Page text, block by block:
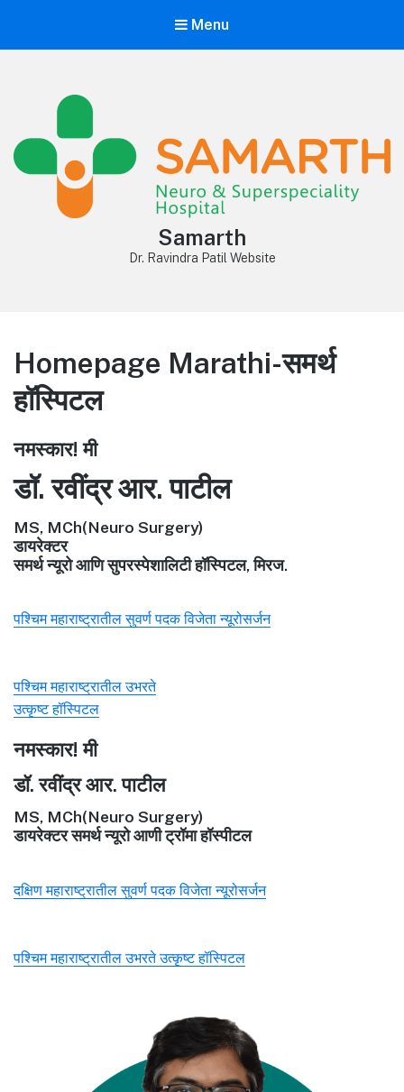
Menu
Samarth
Dr. Ravindra Patil Website
Homepage Marathi-समर्थ
हॉस्पिटल
नमस्कार! मी
डॉ. रवींद्र आर. पाटील
MS, MCh(Neuro Surgery)
डायरेक्टर
समर्थ न्यूरो आणि सुपरस्पेशालिटी हॉस्पिटल, मिरज.
पश्चिम महाराष्ट्रातील सुवर्ण पदक विजेता न्यूरोसर्जन
पश्चिम महाराष्ट्रातील उभरते
उत्कृष्ट हॉस्पिटल
नमस्कार! मी
डॉ. रवींद्र आर. पाटील
MS, MCh(Neuro Surgery)
डायरेक्टर समर्थ न्यूरो आणी ट्रॉमा हॉस्पीटल
दक्षिण महाराष्ट्रातील सुवर्ण पदक विजेता न्यूरोसर्जन
पश्चिम महाराष्ट्रातील उभरते उत्कृष्ट हॉस्पिटल